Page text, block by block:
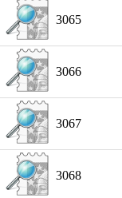
3065
3066
3067
3068